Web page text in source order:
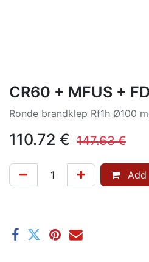
CR60 + MFUS +
Ronde brandklep Rf1h Ø100
110.72 € 147.63€